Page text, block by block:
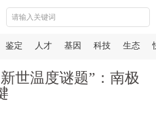
鉴定 人才 基因 科技 生态
世温度谜题”：南极